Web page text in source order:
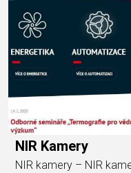
NIR Kamery
NIR kamery – NIR